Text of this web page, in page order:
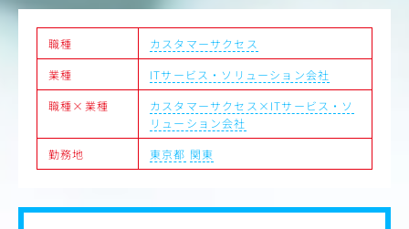
職種
カスタマーサクセス
業種
ITサービス・ソリューション会社
職種×業種
カスタマーサクセス×ITサービス・ソ
リューション会社
勤務地
東京都 関東